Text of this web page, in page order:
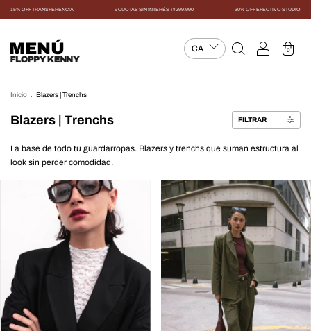
15% OFF TRANSFERENCIA 9 CUOTAS SIN INTERÉS +$299.990 30% OFF EFECTIVO STUDIO
MENÚ 0
Inicio Blazers | Trenchs
Blazers | Trenchs FILTRAR
La base de todo tu guardarropas. Blazers y trenchs que suman estructura al
look sin perder comodidad.